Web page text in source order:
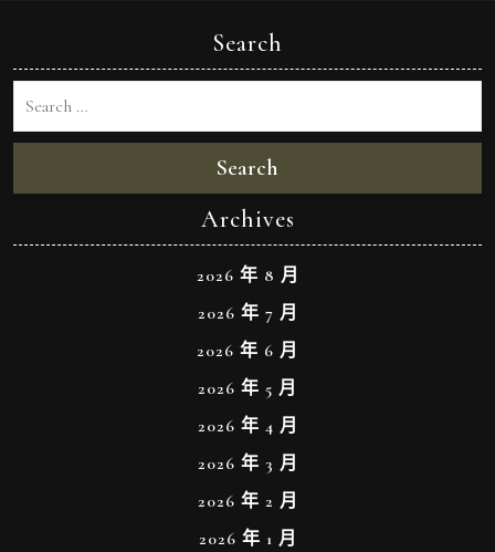
Search
Search
Archives
2026 年 8 月
2026 年 7 月
2026 年 6 月
2026 年 5 月
2026 年 4 月
2026 年 3 月
2026 年 2 月
2026 年 1 月